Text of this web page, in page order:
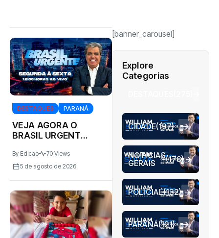
DESTAQUES PARANÁ
VEJA AGORA O
BRASIL URGENTE
By Edicao
70 Views
5 de agosto de 2026
[banner_carousel]
Explore
Categorias
CIDADE(197)
NOTICIAS
GERAIS
(178)
POLICIAL(132)
PARANÁ(121)